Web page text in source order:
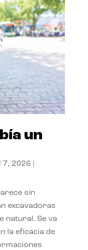
un
7, 2026
sin
excavadoras
natural. Se va
la eficacia de